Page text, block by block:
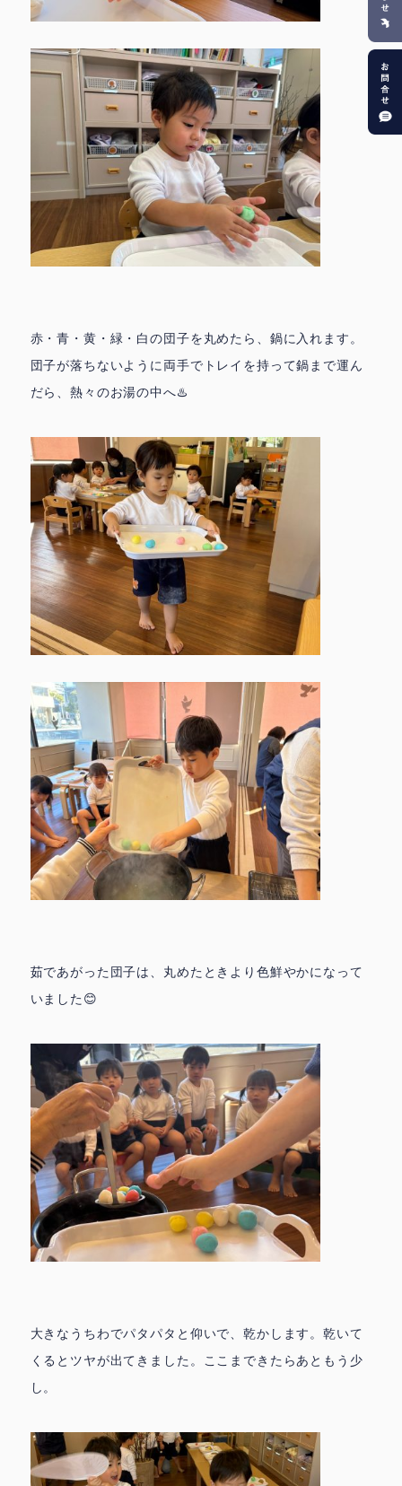
赤・青・黄・緑・白の団子を丸めたら、鍋に入れます。
団子が落ちないように両手でトレイを持って鍋まで運ん
だら、熱々のお湯の中へ♨️
茹であがった団子は、丸めたときより色鮮やかになって
いました😊
大きなうちわでパタパタと仰いで、乾かします。乾いて
くるとツヤが出てきました。ここまできたらあともう少
し。
▶
ときわ園アクセス ▶ みずほ園アクセス ▶